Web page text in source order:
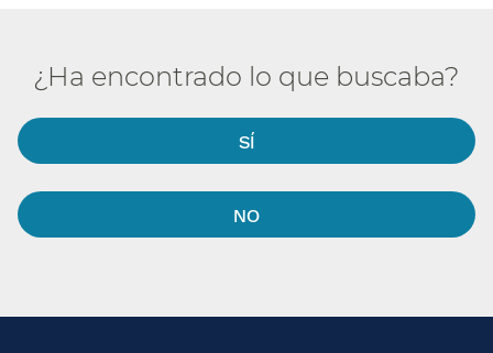
¿Ha encontrado lo que buscaba?​​
SÍ​​
NO​​